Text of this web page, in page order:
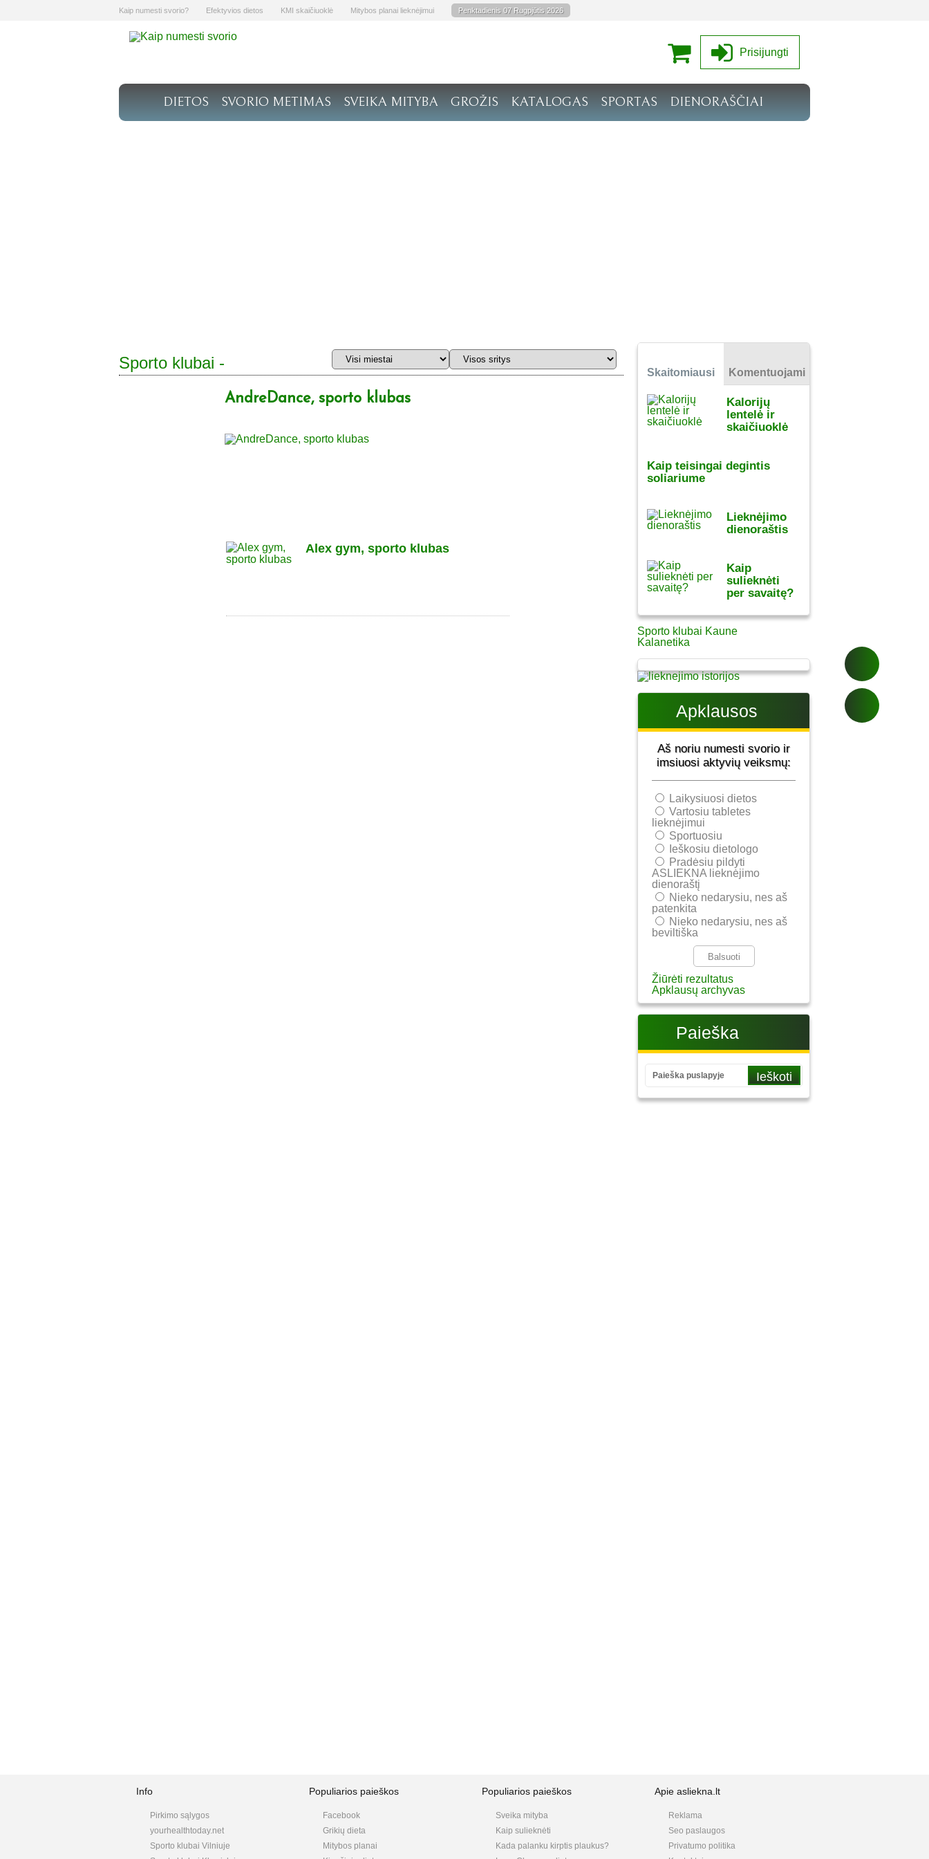
Kaip numesti svorio? Efektyvios dietos KMI skaičiuoklė Mitybos planai lieknėjimui Penktadienis 07 Rugpjūtis 2026
Prisijungti
DIETOS SVORIO METIMAS SVEIKA MITYBA GROŽIS KATALOGAS SPORTAS DIENORAŠČIAI
Sporto klubai -
AndreDance, sporto klubas
Alex gym, sporto klubas
Skaitomiausi Komentuojami
Kalorijų
lentelė ir
skaičiuoklė
Kaip teisingai degintis
soliariume
Lieknėjimo
dienoraštis
Kaip
sulieknėti
per savaitę?
Sporto klubai Kaune
Kalanetika
Apklausos
Aš noriu numesti svorio ir
imsiuosi aktyvių veiksmų:
Laikysiuosi dietos
Vartosiu tabletes
lieknėjimui
Sportuosiu
Ieškosiu dietologo
Pradėsiu pildyti
ASLIEKNA lieknėjimo
dienoraštį
Nieko nedarysiu, nes aš
patenkita
Nieko nedarysiu, nes aš
beviltiška
Žiūrėti rezultatus
Apklausų archyvas
Paieška
Info
Pirkimo sąlygos
yourhealthtoday.net
Sporto klubai Vilniuje
Populiarios paieškos
Facebook
Grikių dieta
Mitybos planai
Populiarios paieškos
Sveika mityba
Kaip sulieknėti
Kada palanku kirptis plaukus?
Apie asliekna.lt
Reklama
Seo paslaugos
Privatumo politika